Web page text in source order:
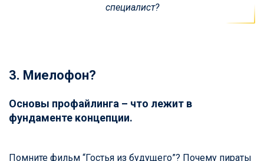
специалист?
3. Миелофон?
Основы профайлинга – что лежит в
фундаменте концепции.
Помните фильм “Гостья из будущего”? Почему пираты